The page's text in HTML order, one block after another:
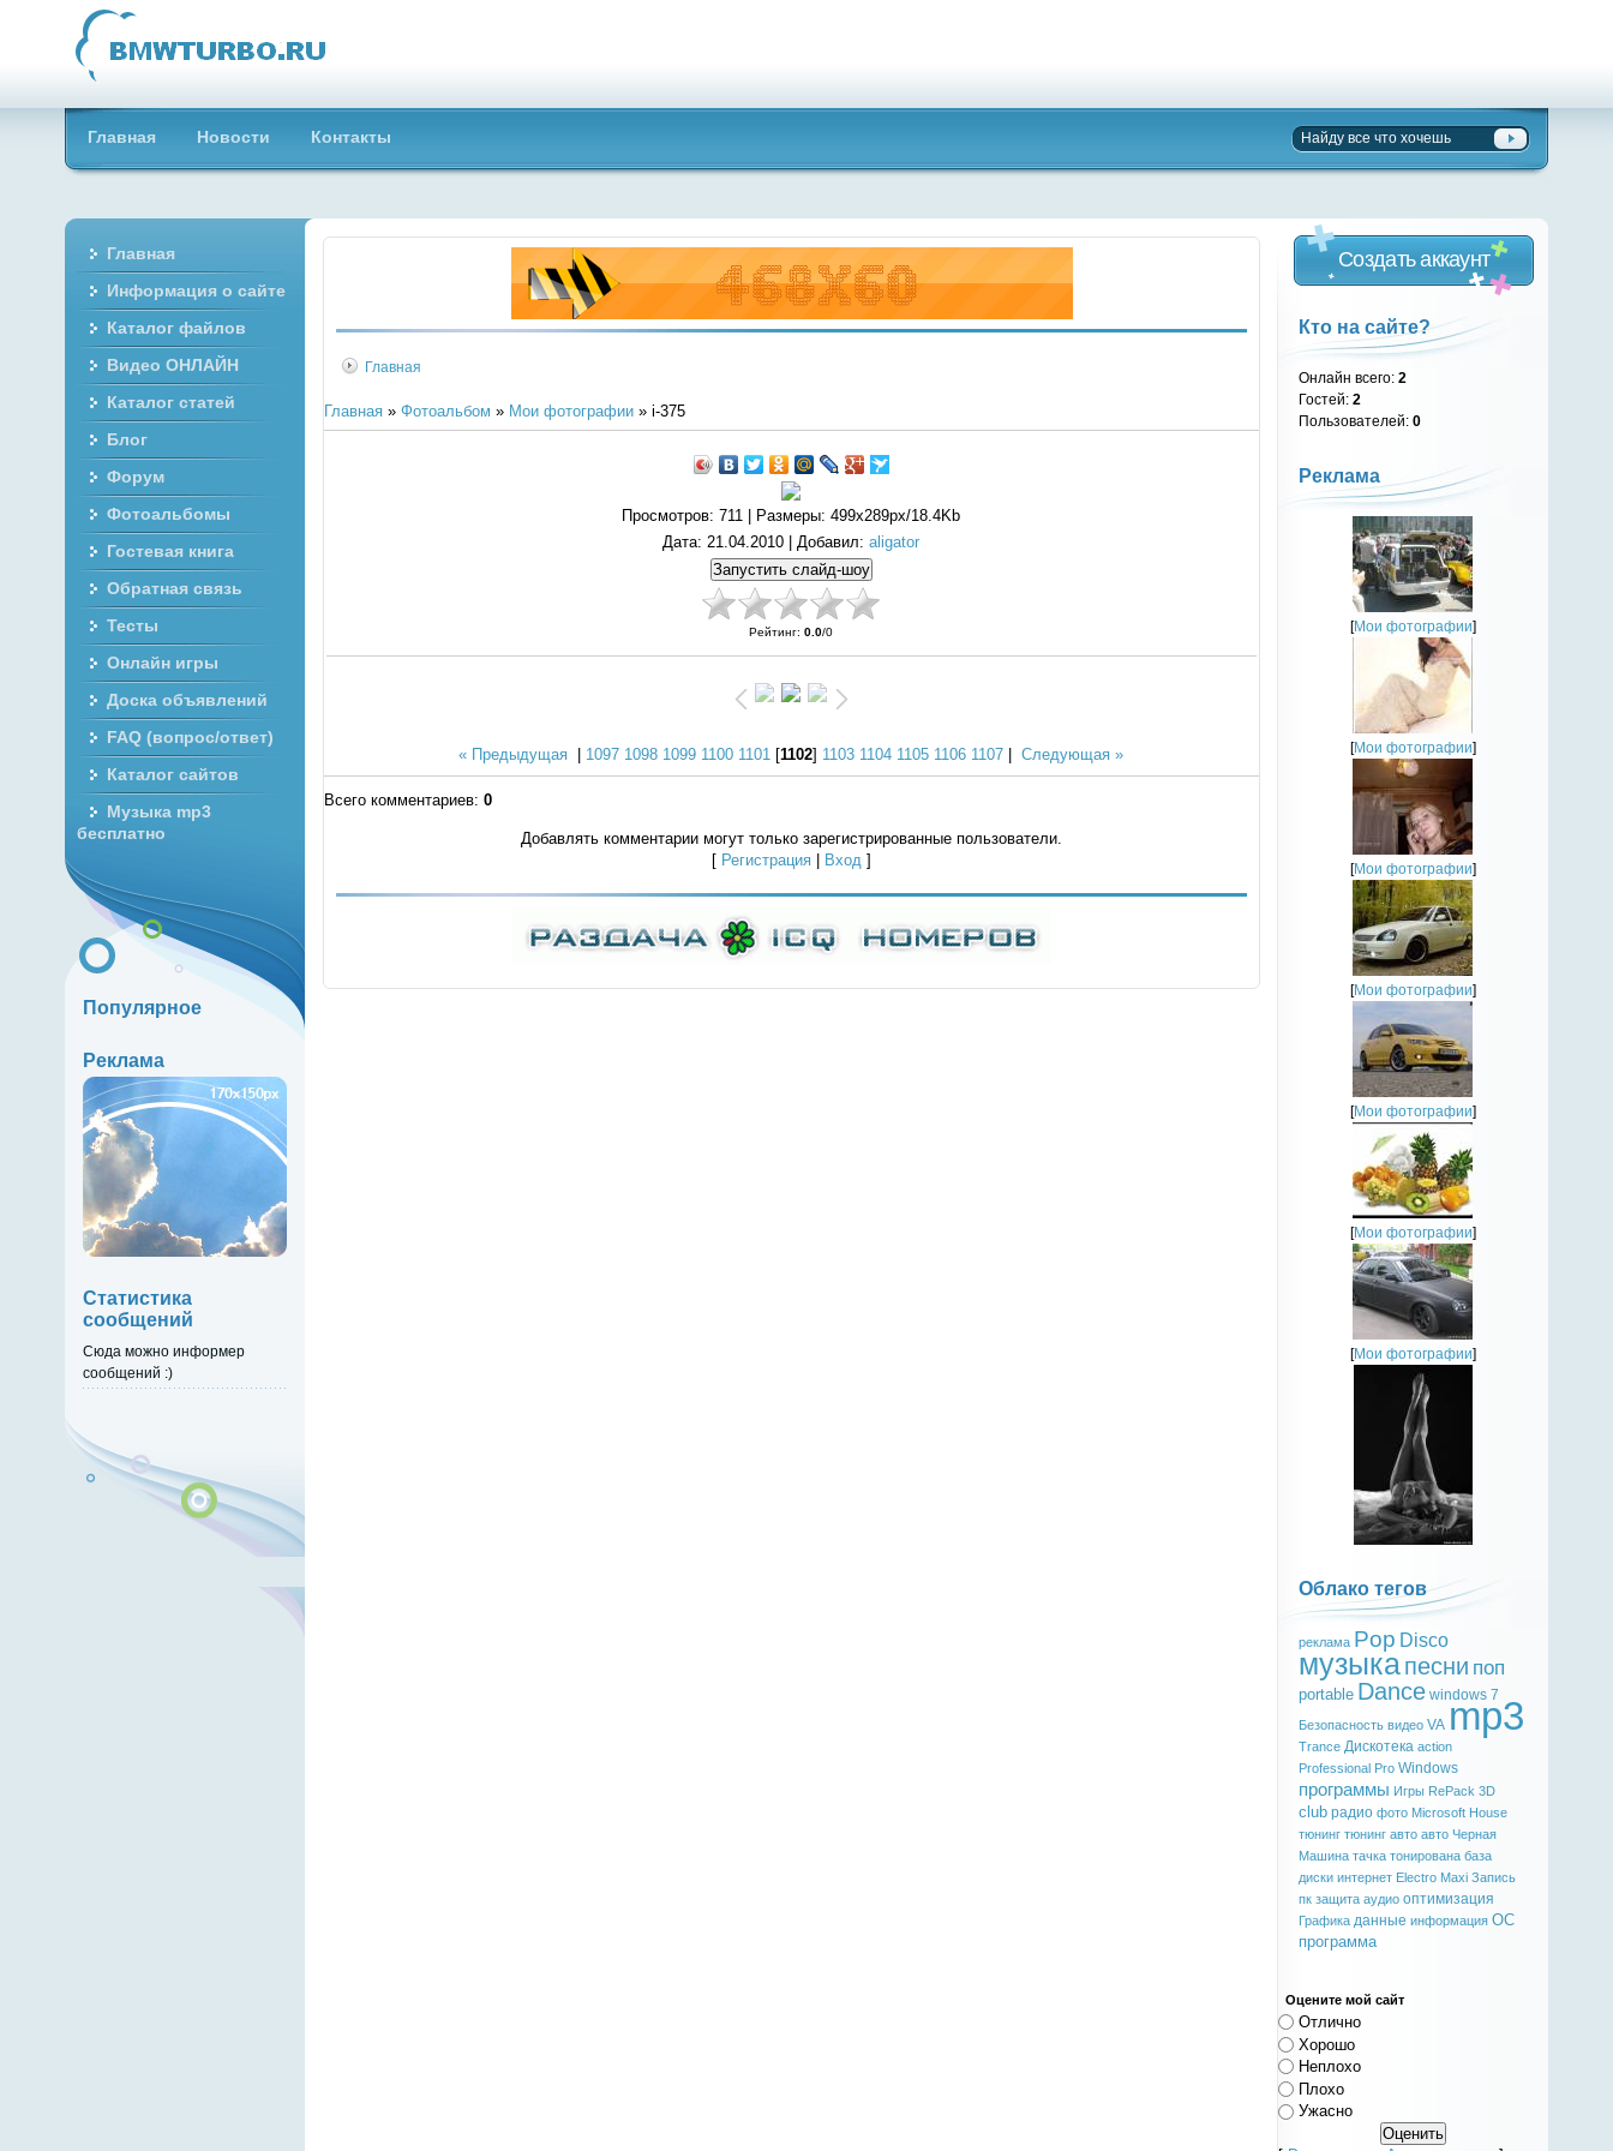
Главная Новости Контакты
Главная
Главная» Фотоальбом » Мои фотографии» i-375
Просмотров: 711 | Размеры: 499x289px/18.4Kb
Дата: 21.04.2010 | Добавил:aligator
Рейтинг:0.0/0
« Предыдущая | 1097 1098 1099 1100 1101 [1102] 1103 1104 1105 1106 1107 |Следующая »
Всего комментариев: 0
Добавлять комментарии могут только зарегистрированные пользователи.
[ Регистрация | Вход ]
Создать аккаунт
Кто на сайте?
Онлайн всего:2
Гостей:2
Пользователей:0
Реклама
[Мои фотографии]
[Мои фотографии]
[Мои фотографии]
[Мои фотографии]
[Мои фотографии]
[Мои фотографии]
[Мои фотографии]
Облако тегов
реклама Pop Disco
музыкапесни поп
portable Dance windows 7
Безопасность видео VA mp3
Trance Дискотека action
Professional Pro Windows
программы Игры RePack 3D
club радио фото Microsoft House
тюнинг тюнинг авто авто Черная
Машина тачка тонирована база
диски интернет Electro Maxi Запись
пк защита аудио оптимизация
Графика данные информация ОС
программа
Оцените мой сайт
Отлично
Хорошо
Неплохо
Плохо
Ужасно
Главная
Информация о сайте
Каталог файлов
Видео ОНЛАЙН
Каталог статей
Блог
Форум
Фотоальбомы
Гостевая книга
Обратная связь
Тесты
Онлайн игры
Доска объявлений
FAQ (вопрос/ответ)
Каталог сайтов
Музыка mp3
бесплатно
Популярное
Реклама
Статистика
сообщений
Сюда можно информер
сообщений :)